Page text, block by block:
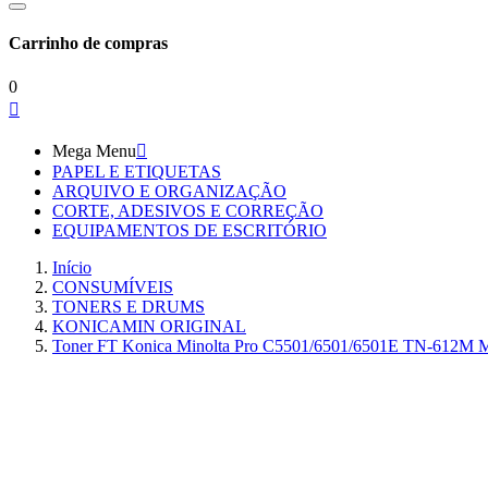
Carrinho de compras
0

Mega Menu
PAPEL E ETIQUETAS
ARQUIVO E ORGANIZAÇÃO
CORTE, ADESIVOS E CORREÇÃO
EQUIPAMENTOS DE ESCRITÓRIO
Início
CONSUMÍVEIS
TONERS E DRUMS
KONICAMIN ORIGINAL
Toner FT Konica Minolta Pro C5501/6501/6501E TN-612M